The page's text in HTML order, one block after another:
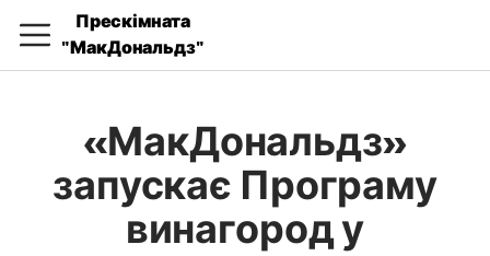
Прескімната
"МакДональдз"
«МакДональдз»
запускає Програму
винагород у